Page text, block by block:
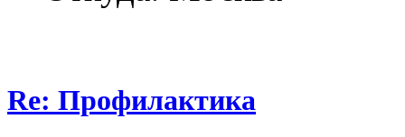
Re: Профилактика